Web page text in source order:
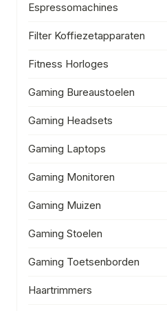
Espressomachines
Filter Koffiezetapparaten
Fitness Horloges
Gaming Bureaustoelen
Gaming Headsets
Gaming Laptops
Gaming Monitoren
Gaming Muizen
Gaming Stoelen
Gaming Toetsenborden
Haartrimmers